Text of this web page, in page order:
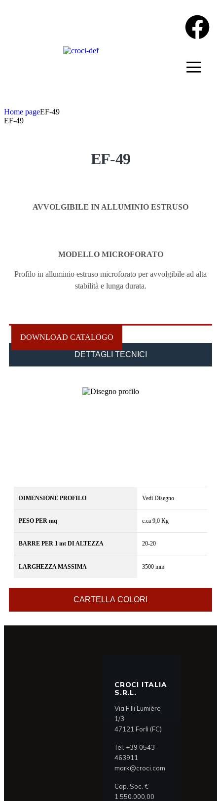
Home pageEF-49
EF-49
EF-49
AVVOLGIBILE IN ALLUMINIO ESTRUSO
MODELLO MICROFORATO
Profilo in alluminio estruso microforato per avvolgibile ad alta
stabilità e lunga durata.
DOWNLOAD CATALOGO
DETTAGLI TECNICI
CARTELLA COLORI
DIMENSIONE PROFILO Vedi Disegno
PESO PER mq c.ca 9,0 Kg
BARRE PER 1 mt DI ALTEZZA 20-20
LARGHEZZA MASSIMA 3500 mm
CROCI ITALIA
S.R.L.
Via F.lli Lumière
1/3
47121 Forlì (FC)
Tel. +39 0543
463911
mark@croci.com
Cap. Soc. €
1.550.000,00